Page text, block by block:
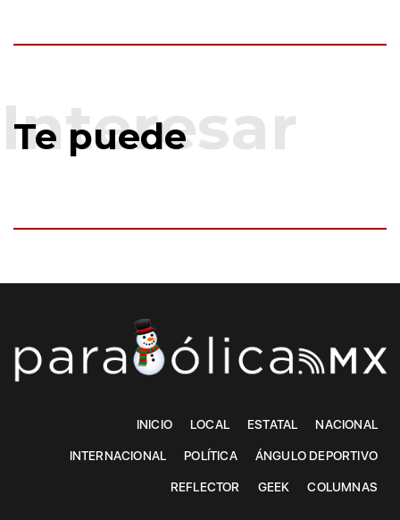
Te puede
INICIO LOCAL ESTATAL NACIONAL
INTERNACIONAL POLÍTICA ÁNGULO DEPORTIVO
REFLECTOR GEEK COLUMNAS